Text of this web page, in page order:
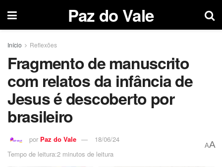
Paz do Vale
Início Reflexões
Fragmento de manuscrito
com relatos da infância de
Jesus é descoberto por
brasileiro
por Paz do Vale
18/06/24
Tempo de leitura:2 minutos de leitura
AA